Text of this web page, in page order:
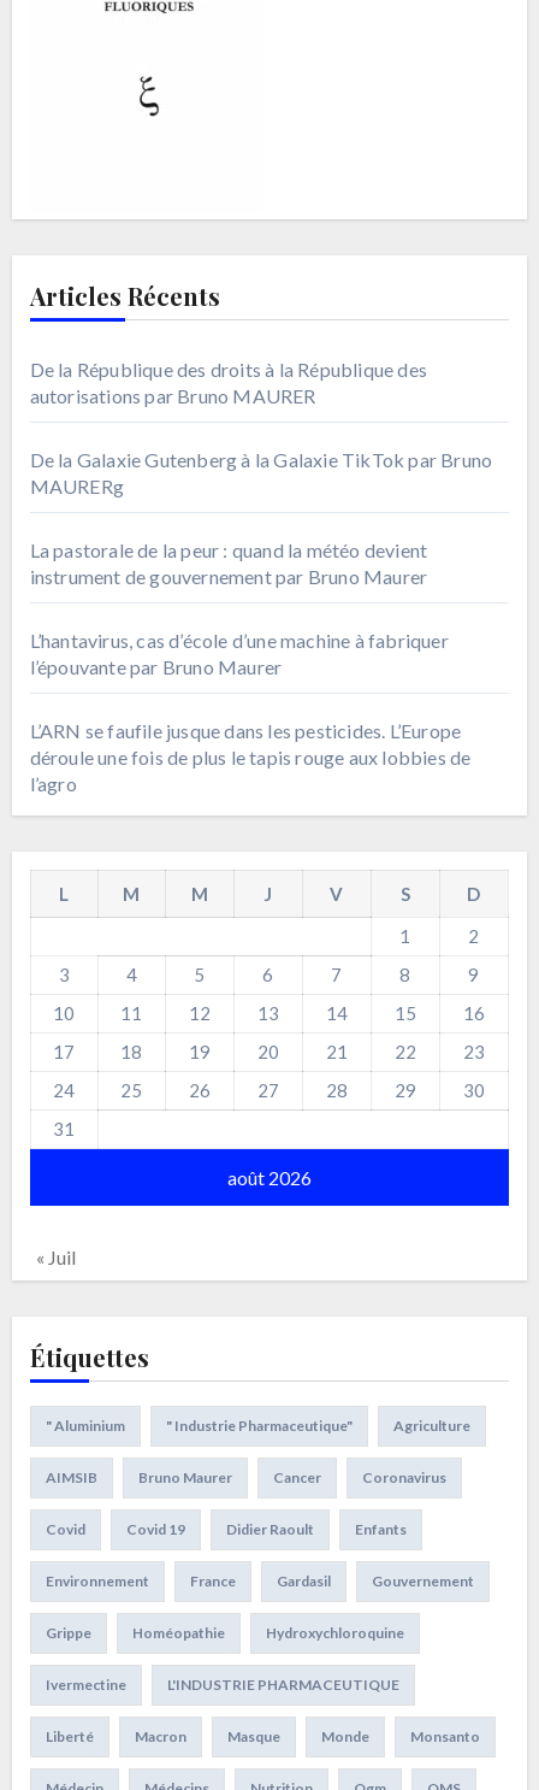
Articles Récents
De la République des droits à la République des
autorisations par Bruno MAURER
De la Galaxie Gutenberg à la Galaxie TikTok par Bruno
MAURERg
La pastorale de la peur : quand la météo devient
instrument de gouvernement par Bruno Maurer
L’hantavirus, cas d’école d’une machine à fabriquer
l’épouvante par Bruno Maurer
L’ARN se faufile jusque dans les pesticides. L’Europe
déroule une fois de plus le tapis rouge aux lobbies de
l’agro
août 2026
L M M J V S
D
1
2
3
4 5 6 7 8
9
10
11 12 13 14 15
16
17
18 19 20 21 22
23
24
25 26 27 28 29
30
31
« Juil
Étiquettes
" Aluminium " Industrie Pharmaceutique" Agriculture
AIMSIB Bruno Maurer Cancer Coronavirus
Covid Covid 19 Didier Raoult Enfants
Environnement France Gardasil Gouvernement
Grippe Homéopathie Hydroxychloroquine
Ivermectine L'INDUSTRIE PHARMACEUTIQUE
Liberté Macron Masque Monde Monsanto